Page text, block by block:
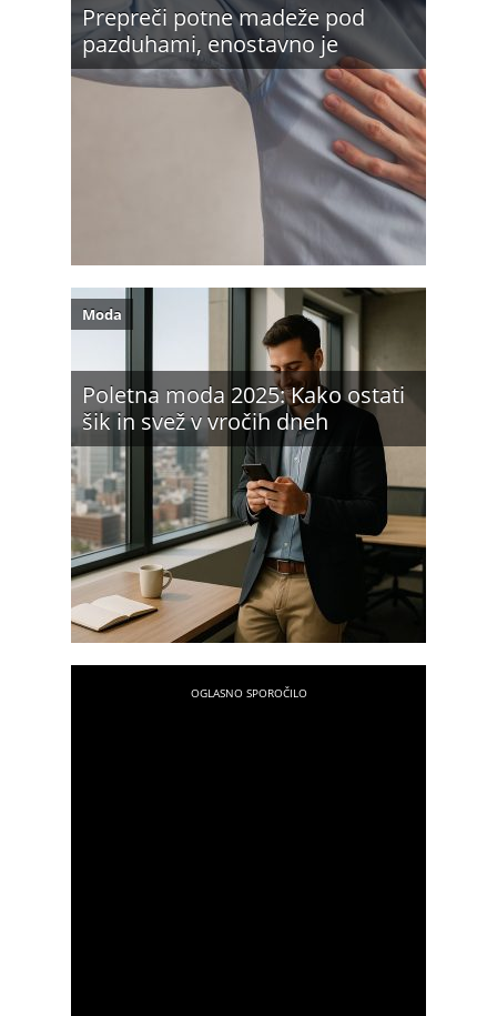
Prepreči potne madeže pod
pazduhami, enostavno je
Poletna moda 2025: Kako ostati
šik in svež v vročih dneh
Moda